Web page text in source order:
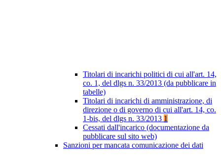
Titolari di incarichi politici di cui all'art. 14,
co. 1, del dlgs n. 33/2013 (da pubblicare in
tabelle)
Titolari di incarichi di amministrazione, di
direzione o di governo di cui all'art. 14, co.
1-bis, del dlgs n. 33/2013 1
Cessati dall'incarico (documentazione da
pubblicare sul sito web)
Sanzioni per mancata comunicazione dei dati